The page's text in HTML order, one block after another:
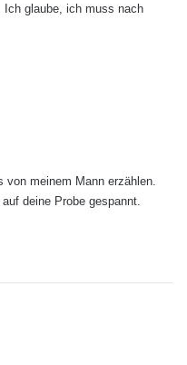
Ich glaube, ich muss nach
meinem Mann erzählen.
deine Probe gespannt.